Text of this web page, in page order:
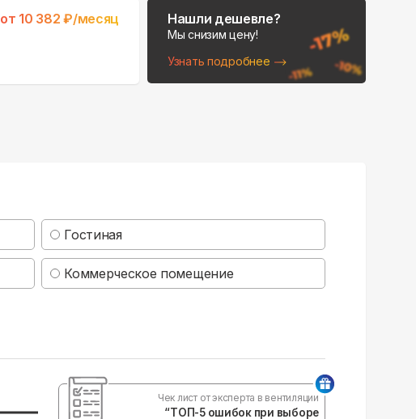
Поможем выбрать
место для монтажа:
В Telegram
от 10 382 ₽/месяц Нашли дешевле?
Мы снизим цену!
Узнать подробнее
Гостиная
Коммерческое помещение
Чек лист от эксперта в вентиляции
“ТОП-5 ошибок при выборе